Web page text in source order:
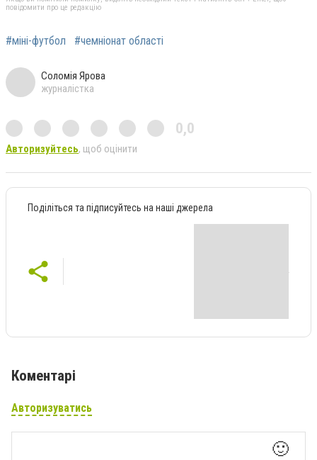
повідомити про це редакцію
#міні-футбол #чемніонат області
Соломія Ярова
журналістка
0,0
Авторизуйтесь, щоб оцінити
Поділіться та підписуйтесь на наші джерела
Коментарі
Авторизуватись
🙂